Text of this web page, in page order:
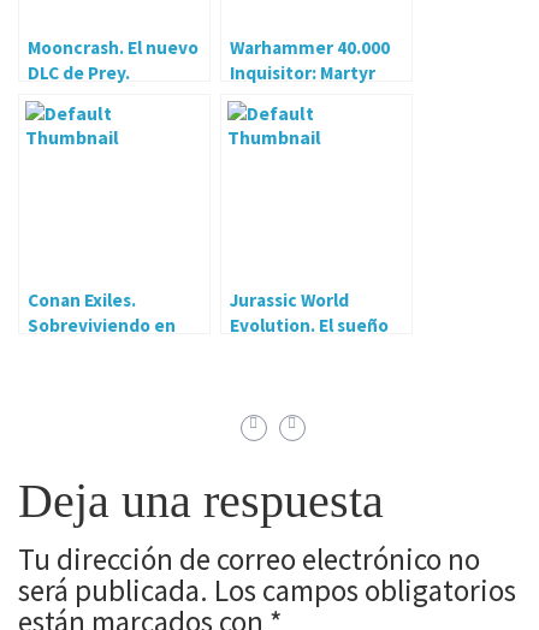
Mooncrash. El nuevo
DLC de Prey.
Warhammer 40.000
Inquisitor: Martyr
Conan Exiles.
Sobreviviendo en
Jurassic World
Evolution. El sueño
Deja una respuesta
Tu dirección de correo electrónico no
será publicada. Los campos obligatorios
están marcados con *